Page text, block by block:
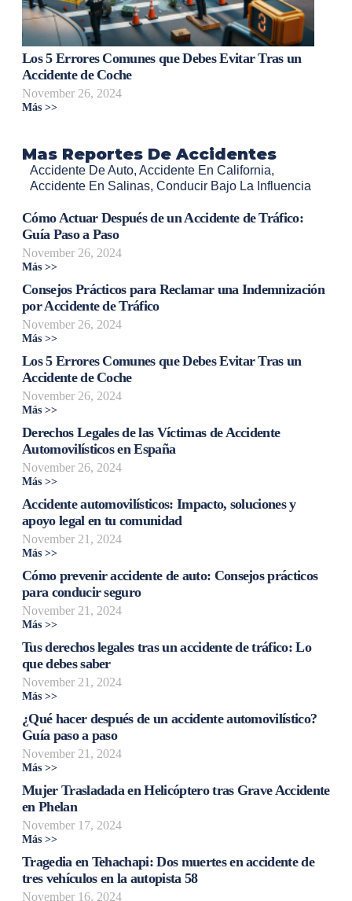
Los 5 Errores Comunes que Debes Evitar Tras un
Accidente de Coche
November 26, 2024
Más >>
Mas Reportes De Accidentes
Accidente De Auto, Accidente En California,
Accidente En Salinas, Conducir Bajo La Influencia
Cómo Actuar Después de un Accidente de Tráfico:
Guía Paso a Paso
November 26, 2024
Más >>
Consejos Prácticos para Reclamar una Indemnización
por Accidente de Tráfico
November 26, 2024
Más >>
Los 5 Errores Comunes que Debes Evitar Tras un
Accidente de Coche
November 26, 2024
Más >>
Derechos Legales de las Víctimas de Accidente
Automovilísticos en España
November 26, 2024
Más >>
Accidente automovilísticos: Impacto, soluciones y
apoyo legal en tu comunidad
November 21, 2024
Más >>
Cómo prevenir accidente de auto: Consejos prácticos
para conducir seguro
November 21, 2024
Más >>
Tus derechos legales tras un accidente de tráfico: Lo
que debes saber
November 21, 2024
Más >>
¿Qué hacer después de un accidente automovilístico?
Guía paso a paso
November 21, 2024
Más >>
Mujer Trasladada en Helicóptero tras Grave Accidente
en Phelan
November 17, 2024
Más >>
Tragedia en Tehachapi: Dos muertes en accidente de
tres vehículos en la autopista 58
November 16, 2024